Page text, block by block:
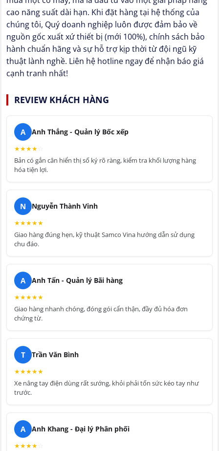
cao năng suất dài hạn. Khi đặt hàng tại hệ thống của
chúng tôi, Quý doanh nghiệp luôn được đảm bảo về
nguồn gốc xuất xứ thiết bị (mới 100%), chính sách bảo
hành chuẩn hãng và sự hỗ trợ kịp thời từ đội ngũ kỹ
thuật lành nghề. Liên hệ hotline ngay để nhận báo giá
cạnh tranh nhất!
REVIEW KHÁCH HÀNG
A
Anh Thắng - Quản lý Bốc xếp
★★★★
Bản có gắn cân hiển thị số ký rõ ràng, kiểm tra khối lượng hàng
hóa tiện lợi.
N
Nguyễn Thành Vinh
★★★★★
Giao hàng đúng hẹn, kỹ thuật Samco Vina hướng dẫn sử dụng
chu đáo.
A
Anh Tấn - Quản lý Bãi hàng
★★★★★
Giao hàng nhanh chóng, đóng gói cẩn thận, đầy đủ hóa đơn
chứng từ.
T
Trần Văn Bình
★★★★★
Xe nâng tay điện dùng rất sướng, khỏi phải tốn sức kéo tay như
trước.
A
Anh Khang - Đại lý Phân phối
★★★★